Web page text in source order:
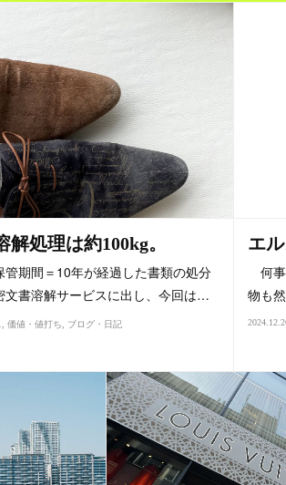
処理は約100kg。
期間＝10年が経過した書類の処分
書溶解サービスに出し、今回は…
価値・値打ち ブログ・日記
エ
何事
物も